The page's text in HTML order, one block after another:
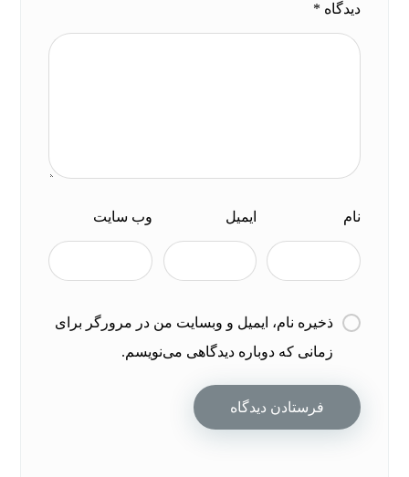
دیدگاه *
نام ایمیل وب‌ سایت
ذخیره نام، ایمیل و وبسایت من در مرورگر برای
زمانی که دوباره دیدگاهی می‌نویسم.